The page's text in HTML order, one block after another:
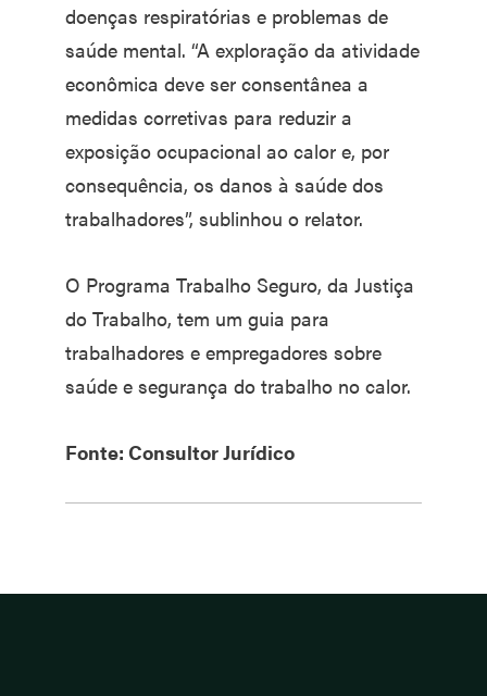
doenças respiratórias e problemas de
saúde mental. “A exploração da atividade
econômica deve ser consentânea a
medidas corretivas para reduzir a
exposição ocupacional ao calor e, por
consequência, os danos à saúde dos
trabalhadores”, sublinhou o relator.
O Programa Trabalho Seguro, da Justiça
do Trabalho, tem um guia para
trabalhadores e empregadores sobre
saúde e segurança do trabalho no calor.
Fonte: Consultor Jurídico